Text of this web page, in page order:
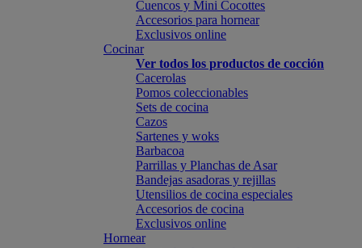
Cuencos y Mini Cocottes
Accesorios para hornear
Exclusivos online
Cocinar
Ver todos los productos de cocción
Cacerolas
Pomos coleccionables
Sets de cocina
Cazos
Sartenes y woks
Barbacoa
Parrillas y Planchas de Asar
Bandejas asadoras y rejillas
Utensilios de cocina especiales
Accesorios de cocina
Exclusivos online
Hornear